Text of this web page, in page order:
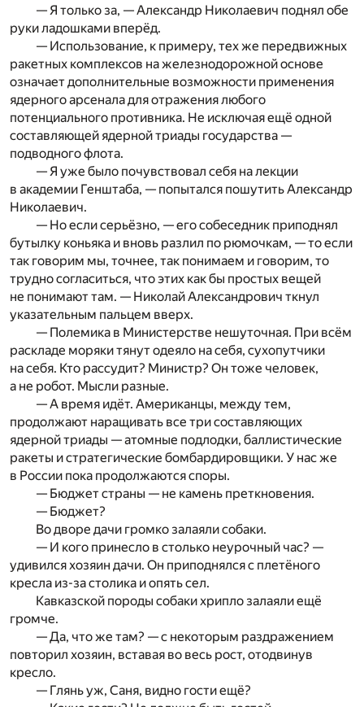
— Я только за, — Александр Николаевич поднял обе
руки ладошками вперёд.
— Использование, к примеру, тех же передвижных
ракетных комплексов на железнодорожной основе
означает дополнительные возможности применения
ядерного арсенала для отражения любого
потенциального противника. Не исключая ещё одной
составляющей ядерной триады государства —
подводного флота.
— Я уже было почувствовал себя на лекции
в академии Генштаба, — попытался пошутить Александр
Николаевич.
— Но если серьёзно, — его собеседник приподнял
бутылку коньяка и вновь разлил по рюмочкам, — то если
так говорим мы, точнее, так понимаем и говорим, то
трудно согласиться, что этих как бы простых вещей
не понимают там. — Николай Александрович ткнул
указательным пальцем вверх.
— Полемика в Министерстве нешуточная. При всём
раскладе моряки тянут одеяло на себя, сухопутчики
на себя. Кто рассудит? Министр? Он тоже человек,
а не робот. Мысли разные.
— А время идёт. Американцы, между тем,
продолжают наращивать все три составляющих
ядерной триады — атомные подлодки, баллистические
ракеты и стратегические бомбардировщики. У нас же
в России пока продолжаются споры.
— Бюджет страны — не камень преткновения.
— Бюджет?
Во дворе дачи громко залаяли собаки.
— И кого принесло в столько неурочный час? —
удивился хозяин дачи. Он приподнялся с плетёного
кресла из-за столика и опять сел.
Кавказской породы собаки хрипло залаяли ещё
громче.
— Да, что же там? — с некоторым раздражением
повторил хозяин, вставая во весь рост, отодвинув
кресло.
— Глянь уж, Саня, видно гости ещё?